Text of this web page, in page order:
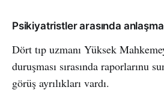
Psikiyatristler arasında
Dört tıp uzmanı Yüksek
duruşması sırasında raporlarınu
görüş ayrılıkları vardı.